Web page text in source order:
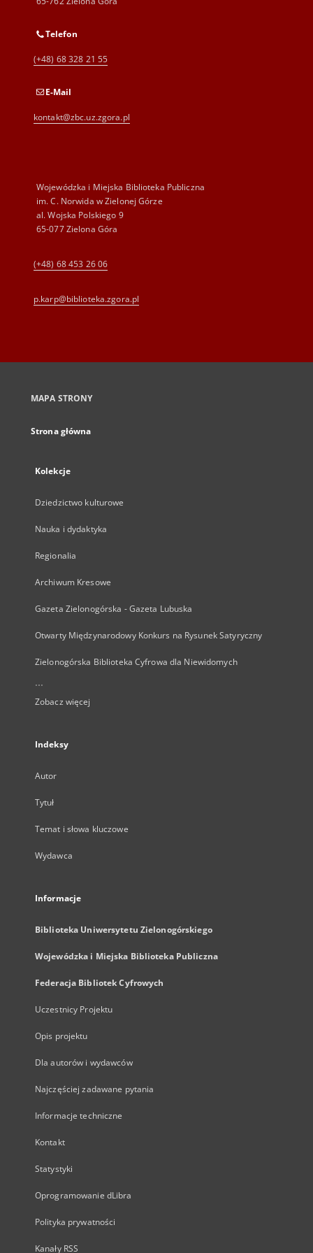
Telefon
(+48) 68 328 21 55
E-Mail
kontakt@zbc.uz.zgora.pl
Wojewódzka i Miejska Biblioteka Publiczna
im. C. Norwida w Zielonej Górze
al. Wojska Polskiego 9
65-077 Zielona Góra
(+48) 68 453 26 06
p.karp@biblioteka.zgora.pl
MAPA STRONY
Strona główna
Kolekcje
Dziedzictwo kulturowe
Nauka i dydaktyka
Regionalia
Archiwum Kresowe
Gazeta Zielonogórska - Gazeta Lubuska
Otwarty Międzynarodowy Konkurs na Rysunek Satyryczny
Zielonogórska Biblioteka Cyfrowa dla Niewidomych
...
Zobacz więcej
Indeksy
Autor
Tytuł
Temat i słowa kluczowe
Wydawca
Informacje
Biblioteka Uniwersytetu Zielonogórskiego
Wojewódzka i Miejska Biblioteka Publiczna
Federacja Bibliotek Cyfrowych
Uczestnicy Projektu
Opis projektu
Dla autorów i wydawców
Najczęściej zadawane pytania
Informacje techniczne
Kontakt
Statystyki
Oprogramowanie dLibra
Polityka prywatności
Kanały RSS